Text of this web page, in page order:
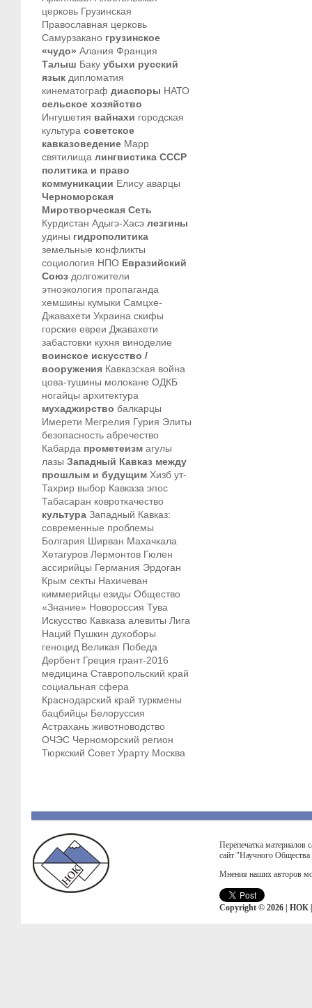
церковь Грузинская
Православная церковь
Самурзакано грузинское
«чудо» Алания Франция
Талыш Баку убыхи русский
язык дипломатия
кинематограф диаспоры НАТО
сельское хозяйство
Ингушетия вайнахи городская
культура советское
кавказоведение Марр
святилища лингвистика СССР
политика и право
коммуникации Елису аварцы
Черноморская
Миротворческая Сеть
Курдистан Адыгэ-Хасэ лезгины
удины гидрополитика
земельные конфликты
социология НПО Евразийский
Союз долгожители
этноэкология пропаганда
хемшины кумыки Самцхе-
Джавахети Украина скифы
горские евреи Джавахети
забастовки кухня виноделие
воинское искусство /
вооружения Кавказская война
цова-тушины молокане ОДКБ
ногайцы архитектура
мухаджирство балкарцы
Имерети Мегрелия Гурия Элиты
безопасность абречество
Кабарда прометеизм агулы
лазы Западный Кавказ между
прошлым и будущим Хизб ут-
Тахрир выбор Кавказа эпос
Табасаран ковроткачество
культура Западный Кавказ:
современные проблемы
Болгария Ширван Махачкала
Хетагуров Лермонтов Гюлен
ассирийцы Германия Эрдоган
Крым секты Нахичеван
киммерийцы езиды Общество
«Знание» Новороссия Тува
Искусство Кавказа алевиты Лига
Наций Пушкин духоборы
геноцид Великая Победа
Дербент Греция грант-2016
медицина Ставропольский край
социальная сфера
Краснодарский край туркмены
бацбийцы Белоруссия
Астрахань животноводство
ОЧЭС Черноморский регион
Тюркский Совет Урарту Москва
Перепечатка материалов
сайт "Научного
Мнения наших авторов
Copyright © 2026 | НОК